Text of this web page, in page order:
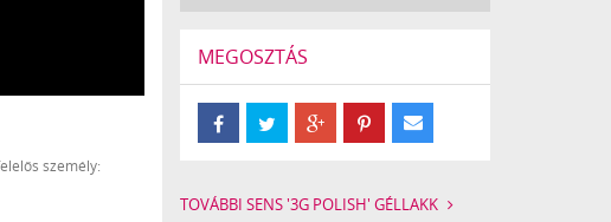
személy:
MEGOSZTÁS
TOVÁBBI SENS '3G POLISH' GÉLLAKK